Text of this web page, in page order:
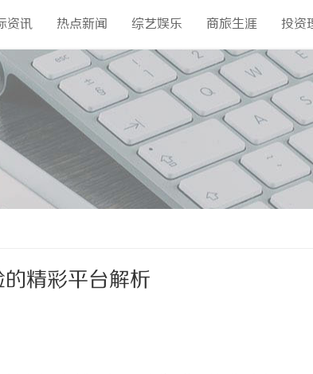
资讯 热点新闻 综艺娱乐 商旅生涯 投资
精彩平台解析